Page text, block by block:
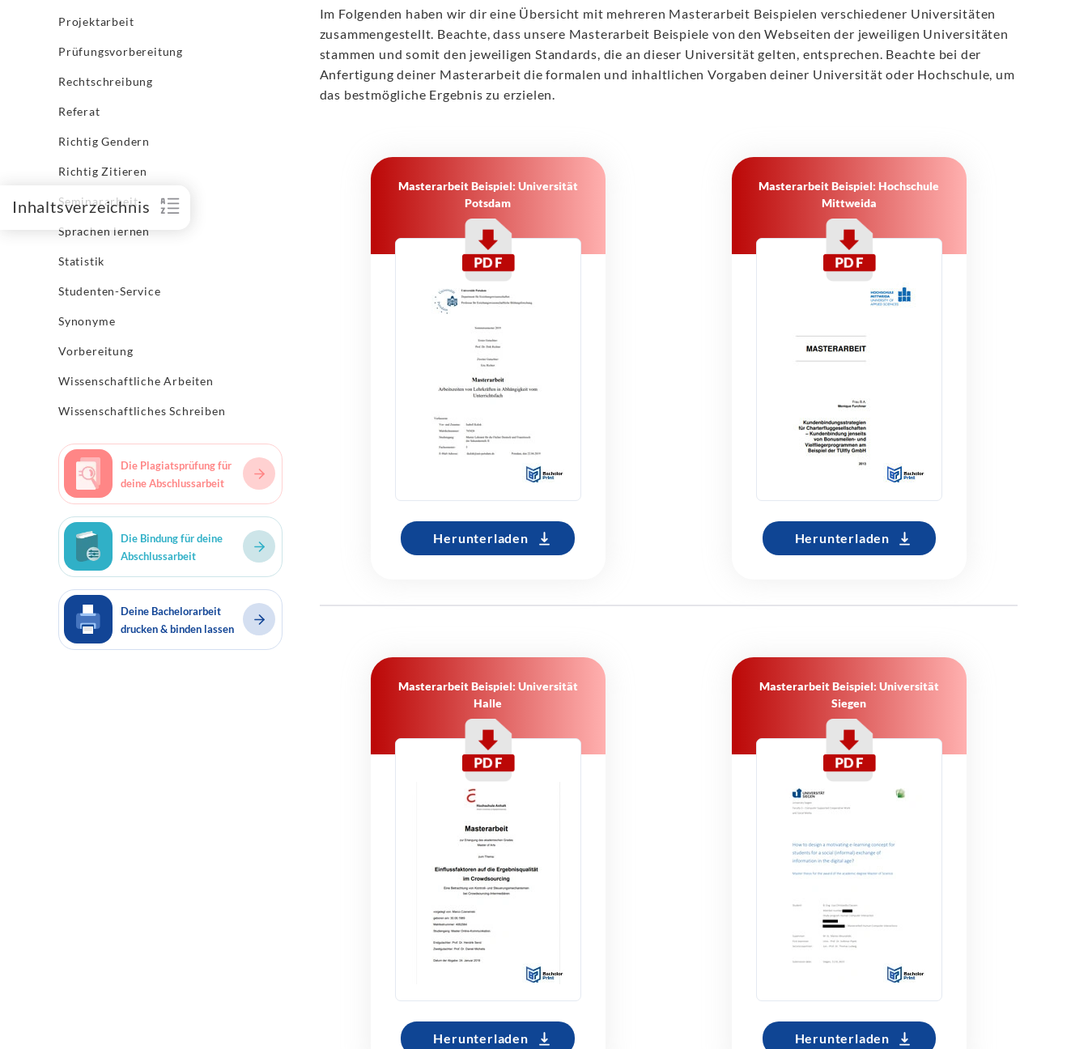
Projektarbeit
Prüfungsvorbereitung
Rechtschreibung
Referat
Richtig Gendern
Richtig Zitieren
Seminararbeit
Sprachen lernen
Statistik
Studenten-Service
Synonyme
Vorbereitung
Wissenschaftliche Arbeiten
Wissenschaftliches Schreiben
Die Plagiatsprüfung für
deine Abschlussarbeit
Die Bindung für deine
Abschlussarbeit
Deine Bachelorarbeit
drucken & binden lassen
Inhaltsverzeichnis
Im Folgenden haben wir dir eine Übersicht mit mehreren Masterarbeit Beispielen verschiedener Universitäten
zusammengestellt. Beachte, dass unsere Masterarbeit Beispiele von den Webseiten der jeweiligen Universitäten
stammen und somit den jeweiligen Standards, die an dieser Universität gelten, entsprechen. Beachte bei der
Anfertigung deiner Masterarbeit die formalen und inhaltlichen Vorgaben deiner Universität oder Hochschule, um
das bestmögliche Ergebnis zu erzielen.
Masterarbeit Beispiel: Universität
Potsdam
Herunterladen
Masterarbeit Beispiel: Hochschule
Mittweida
Herunterladen
Masterarbeit Beispiel: Universität
Halle
Herunterladen
Masterarbeit Beispiel: Universität
Siegen
Herunterladen